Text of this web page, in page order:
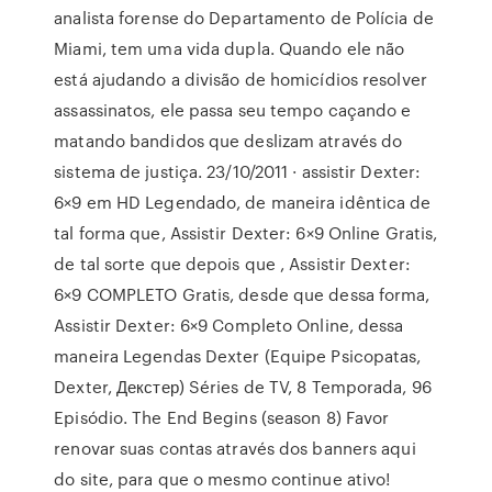
analista forense do Departamento de Polícia de
Miami, tem uma vida dupla. Quando ele não
está ajudando a divisão de homicídios resolver
assassinatos, ele passa seu tempo caçando e
matando bandidos que deslizam através do
sistema de justiça. 23/10/2011 · assistir Dexter:
6×9 em HD Legendado, de maneira idêntica de
tal forma que, Assistir Dexter: 6×9 Online Gratis,
de tal sorte que depois que , Assistir Dexter:
6×9 COMPLETO Gratis, desde que dessa forma,
Assistir Dexter: 6×9 Completo Online, dessa
maneira Legendas Dexter (Equipe Psicopatas,
Dexter, Декстер) Séries de TV, 8 Temporada, 96
Episódio. The End Begins (season 8) Favor
renovar suas contas através dos banners aqui
do site, para que o mesmo continue ativo!